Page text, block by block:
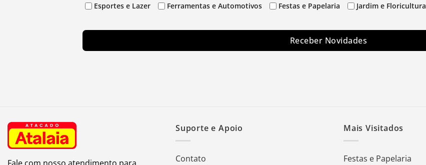
Esportes e Lazer Ferramentas e Automotivos Festas e Papelaria Jardim e Floricultura
Receber Novidades
Suporte e Apoio
Contato
Mais Visitados
Festas e Papelaria